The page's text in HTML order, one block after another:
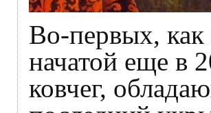
Во-первых, как
начатой еще в
ковчег,